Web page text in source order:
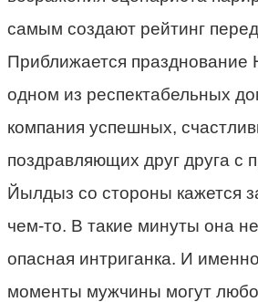
самым создают рейтинг
Приближается празднование
одном из респектабельных
компания успешных,
поздравляющих друг друга с
Йылдыз со стороны кажется
чем-то. В такие минуты она не
опасная интриганка. И
моменты мужчины могут